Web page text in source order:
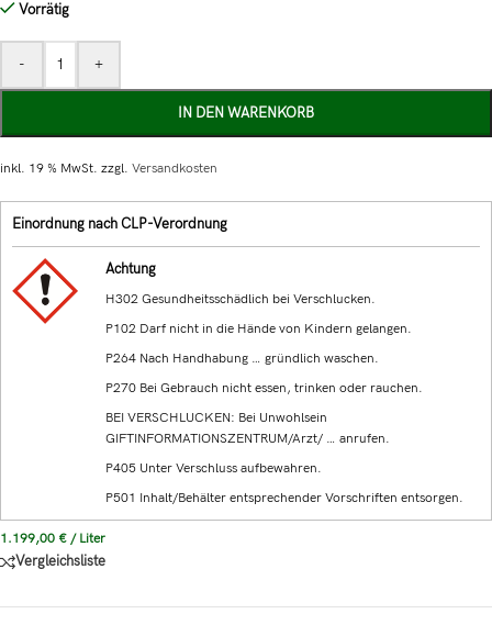
Vorrätig
- +
IN DEN WARENKORB
inkl. 19 % MwSt. zzgl. Versandkosten
Einordnung nach CLP-Verordnung
Achtung
H302 Gesundheitsschädlich bei Verschlucken.
P102 Darf nicht in die Hände von Kindern gelangen.
P264 Nach Handhabung … gründlich waschen.
P270 Bei Gebrauch nicht essen, trinken oder rauchen.
BEI VERSCHLUCKEN: Bei Unwohlsein
GIFTINFORMATIONSZENTRUM/Arzt/ … anrufen.
P405 Unter Verschluss aufbewahren.
P501 Inhalt/Behälter entsprechender Vorschriften entsorgen.
1.199,00 € / Liter
Vergleichsliste